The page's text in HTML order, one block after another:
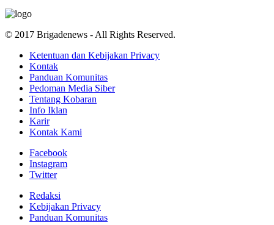
© 2017 Brigadenews - All Rights Reserved.
Ketentuan dan Kebijakan Privacy
Kontak
Panduan Komunitas
Pedoman Media Siber
Tentang Kobaran
Info Iklan
Karir
Kontak Kami
Facebook
Instagram
Twitter
Redaksi
Kebijakan Privacy
Panduan Komunitas